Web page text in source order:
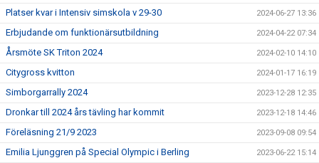
Platser kvar i Intensiv simskola v 29-30 2024-06-27 13:36
Erbjudande om funktionärsutbildning 2024-04-22 07:34
Årsmöte SK Triton 2024 2024-02-10 14:10
Citygross kvitton 2024-01-17 16:19
Simborgarrally 2024 2023-12-28 12:35
Dronkar till 2024 års tävling har kommit 2023-12-18 14:46
Föreläsning 21/9 2023 2023-09-08 09:54
Emilia Ljunggren på Special Olympic i Berling 2023-06-22 15:14